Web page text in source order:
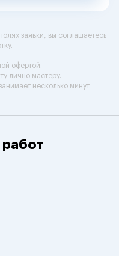
заявки, вы соглашаетесь
.
офертой.
лично мастеру.
несколько минут.